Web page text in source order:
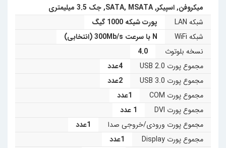
میکروفن,اسپیکر,
SATA, MSATA
,جک 3.5 میلیمتری
شبکه LAN
پورت شبکه 1000 گیگ
شبکه WiFi
N با سرعت 300Mb/s (انتخابی)
نسخه بلوتوث
4.0
مجموع پورت USB 2.0
4عدد
مجموع پورت USB 3.0
2عدد
مجموع پورت COM
1عدد
مجموع پورت DVI
1 عدد
مجموع پورت ورودی/خروجی صدا
1عدد
مجموع پورت Display
1عدد